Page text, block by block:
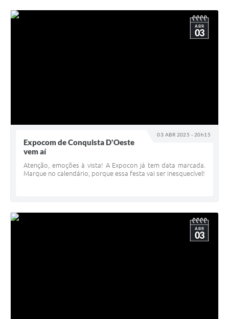
03 ABR 2025 - 20h15
ABR
03
Expocom de Conquista D'Oeste
vem aí
Atenção, emoções à vista! A Expocon já tem data marcada.
Marque no calendário, porque essa festa vai ser inesquecível!
ABR
03